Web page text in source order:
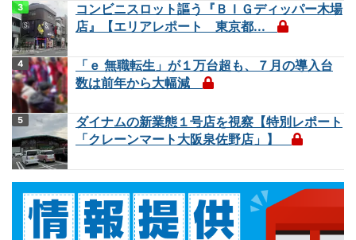
コンビニスロット謳う『ＢＩＧディッパー木場
店』【エリアレポート 東京都...
「ｅ 無職転生」が１万台超も、７月の導入台
数は前年から大幅減
ダイナムの新業態１号店を視察【特別レポート
「クレーンマート大阪泉佐野店」】